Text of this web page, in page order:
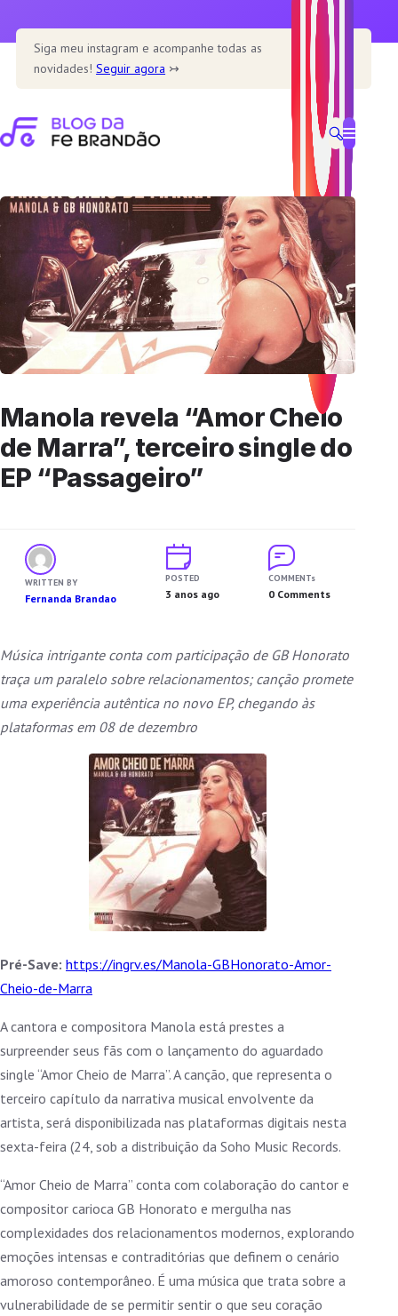
para
Siga meu instagram e acompanhe todas as
novidades!Seguir agora ↣
Manola revela “Amor Cheio
de Marra”, terceiro single do
EP “Passageiro”
WRITTEN BY
Fernanda Brandao
POSTED
3 anos ago
COMMENTs
0 Comments
Música intrigante conta com participação de GB Honorato
traça um paralelo sobre relacionamentos; canção promete
uma experiência autêntica no novo EP, chegando às
plataformas em 08 de dezembro
Pré-Save: https://ingrv.es/Manola-GBHonorato-Amor-
Cheio-de-Marra
A cantora e compositora Manola está prestes a
surpreender seus fãs com o lançamento do aguardado
single “Amor Cheio de Marra”. A canção, que representa o
terceiro capítulo da narrativa musical envolvente da
artista, será disponibilizada nas plataformas digitais nesta
sexta-feira (24, sob a distribuição da Soho Music Records.
“Amor Cheio de Marra” conta com colaboração do cantor e
compositor carioca GB Honorato e mergulha nas
complexidades dos relacionamentos modernos, explorando
emoções intensas e contraditórias que definem o cenário
amoroso contemporâneo. É uma música que trata sobre a
vulnerabilidade de se permitir sentir o que seu coração
Home – Cafe
Recipe
Healthy
Desserts
Dine out
Features
Single post templates